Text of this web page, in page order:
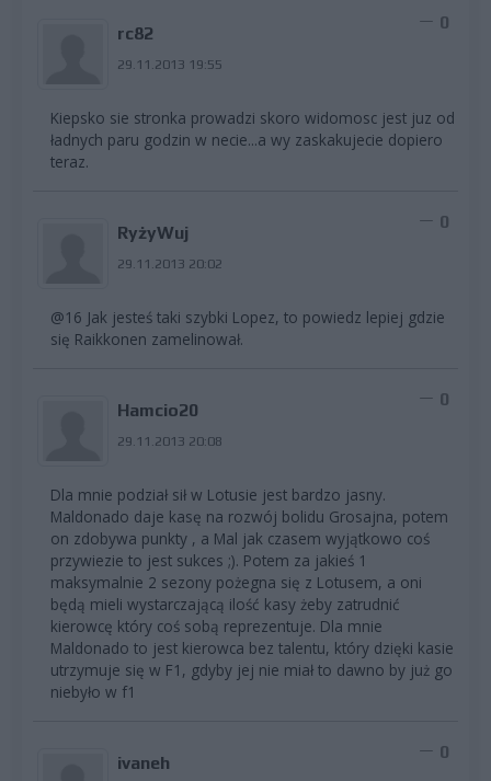
rc82
29.11.2013 19:55
0
Kiepsko sie stronka prowadzi skoro widomosc jest juz od
ładnych paru godzin w necie...a wy zaskakujecie dopiero
teraz.
RyżyWuj
29.11.2013 20:02
0
@16 Jak jesteś taki szybki Lopez, to powiedz lepiej gdzie
się Raikkonen zamelinował.
Hamcio20
29.11.2013 20:08
0
Dla mnie podział sił w Lotusie jest bardzo jasny.
Maldonado daje kasę na rozwój bolidu Grosajna, potem
on zdobywa punkty , a Mal jak czasem wyjątkowo coś
przywiezie to jest sukces ;). Potem za jakieś 1
maksymalnie 2 sezony pożegna się z Lotusem, a oni
będą mieli wystarczającą ilość kasy żeby zatrudnić
kierowcę który coś sobą reprezentuje. Dla mnie
Maldonado to jest kierowca bez talentu, który dzięki kasie
utrzymuje się w F1, gdyby jej nie miał to dawno by już go
niebyło w f1
ivaneh
0